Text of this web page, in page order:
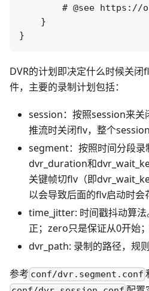
# @see https://
    }
DVR的计划即决定什么时候关
件，主要的录制计划包括：
session：按照session来关
推流时关闭flv，整个
segment：按照时间分段录
dvr_duration和
关键帧切flv（即
以会导致后面的flv启动时会
time_jitter: 时间戳抖动算
正；zero只是保证从0开始
dvr_path: 录制的路径，规则
参考 conf/dvr.segment.conf